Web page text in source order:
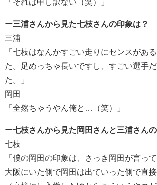
「それは申し訳ない（笑）」
ー三浦さんから見た七枝さんの印象は？
三浦
「七枝はなんかすごい走りにセンスがあ
た。足めっちゃ長いですし、すごい選手
た。」
岡田
「全然ちゃうやん俺と…（笑）」
ー七枝さんから見た岡田さんと三浦さん
七枝
「僕の岡田の印象は、さっき岡田が言っ
大阪にいた側で岡田は出ていった側で直